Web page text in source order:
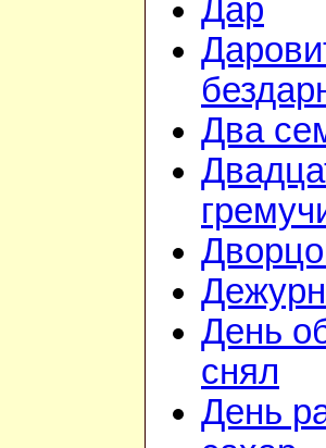
Дар
Два
День
снял
День